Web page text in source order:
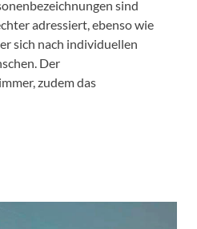
sind
adressiert, ebenso wie
sich nach individuellen
Der
zudem das